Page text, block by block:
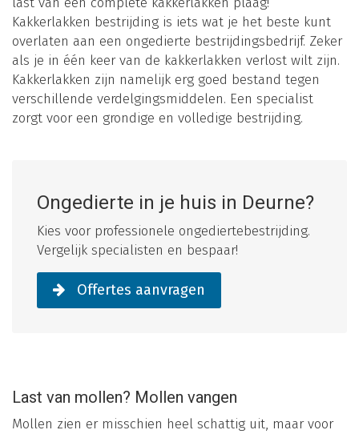
Kakkerlakken bestrijding is iets wat je het beste kunt
overlaten aan een ongedierte bestrijdingsbedrijf. Zeker
als je in één keer van de kakkerlakken verlost wilt zijn.
Kakkerlakken zijn namelijk erg goed bestand tegen
verschillende verdelgingsmiddelen. Een specialist
zorgt voor een grondige en volledige bestrijding.
Ongedierte in je huis in Deurne?
Kies voor professionele ongediertebestrijding.
Vergelijk specialisten en bespaar!
Offertes aanvragen
Last van mollen? Mollen vangen
Mollen zien er misschien heel schattig uit, maar voor